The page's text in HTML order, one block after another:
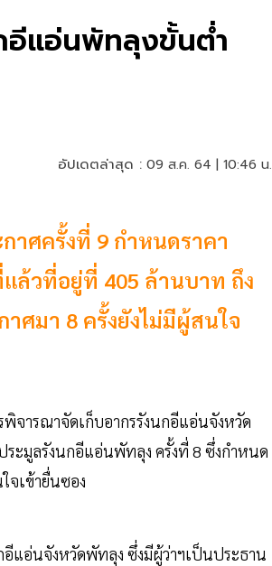
อีแอ่นพัทลุงขั้นต่ำ
อัปเดตล่าสุด : 09 ส.ค. 64 | 10:46 น.
าศครั้งที่ 9 กำหนดราคา
ล้วที่อยู่ที่ 405 ล้านบาท ถึง
ศมา 8 ครั้งยังไม่มีผู้สนใจ
จารณาจัดเก็บอากรรังนกอีแอ่นจังหวัด
ระมูลรังนกอีแอ่นพัทลุง ครั้งที่ 8 ซึ่งกำหนด
จเข้ายื่นซอง
แอ่นจังหวัดพัทลุง ซึ่งมีผู้ว่าฯเป็นประธาน